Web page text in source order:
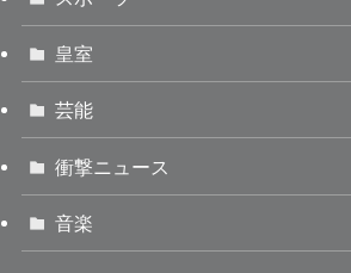
皇室
芸能
衝撃ニュース
音楽